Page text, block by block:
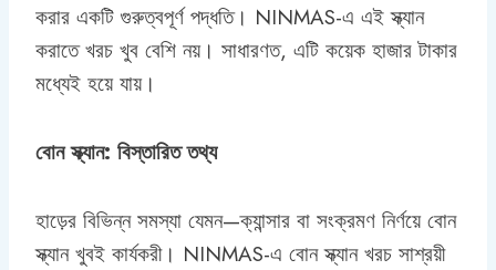
করার একটি গুরুত্বপূর্ণ পদ্ধতি। NINMAS-এ এই স্ক্যান
করাতে খরচ খুব বেশি নয়। সাধারণত, এটি কয়েক হাজার টাকার
মধ্যেই হয়ে যায়।
বোন স্ক্যান: বিস্তারিত তথ্য
হাড়ের বিভিন্ন সমস্যা যেমন—ক্যান্সার বা সংক্রমণ নির্ণয়ে বোন
স্ক্যান খুবই কার্যকরী। NINMAS-এ বোন স্ক্যান খরচ সাশ্রয়ী